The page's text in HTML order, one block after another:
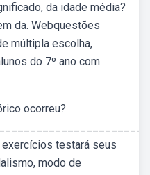
da idade média?
da. Webquestões
múltipla escolha,
do 7º ano com
ocorreu?
testará seus
modo de